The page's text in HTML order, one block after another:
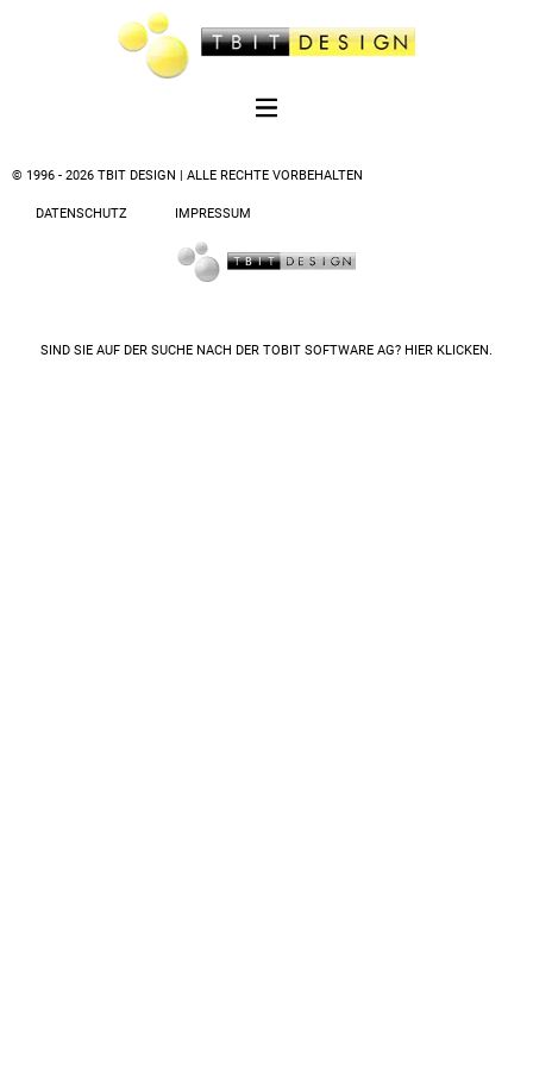
© 1996 - 2026 TBIT DESIGN | ALLE RECHTE VORBEHALTEN
DATENSCHUTZ IMPRESSUM
SIND SIE AUF DER SUCHE NACH DER TOBIT SOFTWARE AG? HIER KLICKEN.